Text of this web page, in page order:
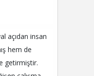
açıdan insan
hem de
getirmiştir.